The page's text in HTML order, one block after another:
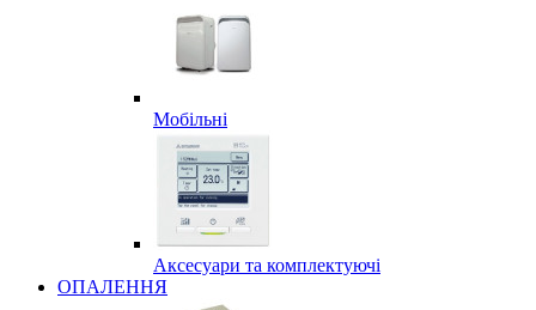
Мобільні
Аксесуари та комплектуючі
ОПАЛЕННЯ